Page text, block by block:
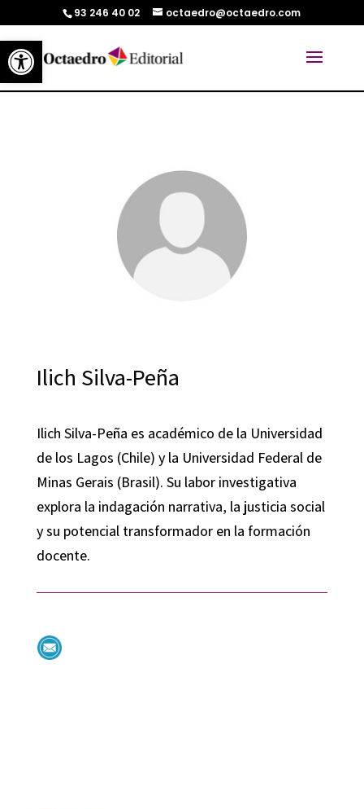
Abrir barra de herramientas
93 246 40 02 octaedro@octaedro.com
Ilich Silva-Peña
Ilich Silva-Peña es académico de la Universidad
de los Lagos (Chile) y la Universidad Federal de
Minas Gerais (Brasil). Su labor investigativa
explora la indagación narrativa, la justicia social
y su potencial transformador en la formación
docente.